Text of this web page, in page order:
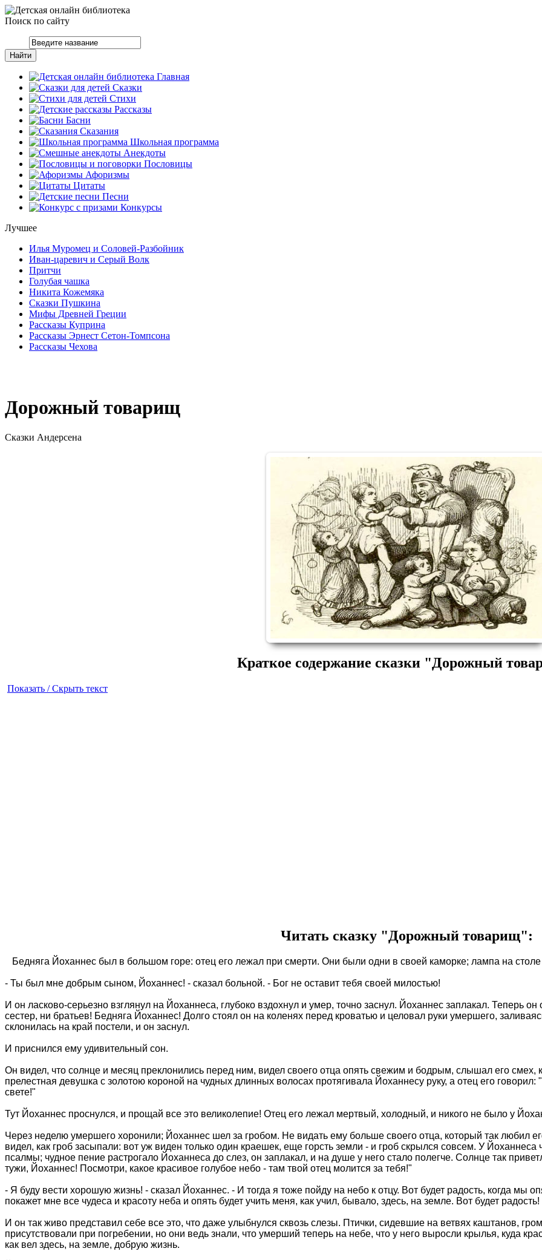
Поиск по сайту
Главная
Сказки
Стихи
Рассказы
Басни
Сказания
Школьная программа
Анекдоты
Пословицы
Афоризмы
Цитаты
Песни
Конкурсы
Лучшее
Илья Муромец и Соловей-Разбойник
Иван-царевич и Серый Волк
Притчи
Голубая чашка
Никита Кожемяка
Сказки Пушкина
Мифы Древней Греции
Рассказы Куприна
Рассказы Эрнест Сетон-Томпсона
Рассказы Чехова
Дорожный товарищ
Сказки Андерсена
Краткое содержание сказки "Дорожный
Показать / Скрыть текст
Читать сказку "Дорожный товарищ":
Бедняга Йоханнес был в большом горе: отец его лежал при смерти. Они были одни в своей каморке; лампа на
- Ты был мне добрым сыном, Йоханнес! - сказал больной. - Бог не оставит тебя своей милостью!
И он ласково-серьезно взглянул на Йоханнеса, глубоко вздохнул и умер, точно заснул. Йоханнес заплакал. Теперь
сестер, ни братьев! Бедняга Йоханнес! Долго стоял он на коленях перед кроватью и целовал руки умершего,
склонилась на край постели, и он заснул.
И приснился ему удивительный сон.
Он видел, что солнце и месяц преклонились перед ним, видел своего отца опять свежим и бодрым, слышал его смех,
прелестная девушка с золотою короной на чудных длинных волосах протягивала Йоханнесу руку, а отец его
свете!"
Тут Йоханнес проснулся, и прощай все это великолепие! Отец его лежал мертвый, холодный, и никого не было у
Через неделю умершего хоронили; Йоханнес шел за гробом. Не видать ему больше своего отца, который так любил
видел, как гроб засыпали: вот уж виден только один краешек, еще горсть земли - и гроб скрылся совсем. У
псалмы; чудное пение растрогало Йоханнеса до слез, он заплакал, и на душе у него стало полегче. Солнце так
тужи, Йоханнес! Посмотри, какое красивое голубое небо - там твой отец молится за тебя!"
- Я буду вести хорошую жизнь! - сказал Йоханнес. - И тогда я тоже пойду на небо к отцу. Вот будет радость, когда мы
покажет мне все чудеса и красоту неба и опять будет учить меня, как учил, бывало, здесь, на земле. Вот будет радость!
И он так живо представил себе все это, что даже улыбнулся сквозь слезы. Птички, сидевшие на ветвях каштанов,
присутствовали при погребении, но они ведь знали, что умерший теперь на небе, что у него выросли крылья, куда
как вел здесь, на земле, добрую жизнь.